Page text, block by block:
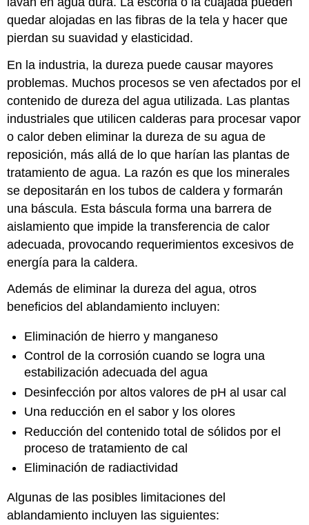
quedar alojadas en las fibras de la tela y hacer que
pierdan su suavidad y elasticidad.
En la industria, la dureza puede causar mayores
problemas. Muchos procesos se ven afectados por el
contenido de dureza del agua utilizada. Las plantas
industriales que utilicen calderas para procesar vapor
o calor deben eliminar la dureza de su agua de
reposición, más allá de lo que harían las plantas de
tratamiento de agua. La razón es que los minerales
se depositarán en los tubos de caldera y formarán
una báscula. Esta báscula forma una barrera de
aislamiento que impide la transferencia de calor
adecuada, provocando requerimientos excesivos de
energía para la caldera.
Además de eliminar la dureza del agua, otros
beneficios del ablandamiento incluyen:
Eliminación de hierro y manganeso
Control de la corrosión cuando se logra una
estabilización adecuada del agua
Desinfección por altos valores de pH al usar cal
Una reducción en el sabor y los olores
Reducción del contenido total de sólidos por el
proceso de tratamiento de cal
Eliminación de radiactividad
Algunas de las posibles limitaciones del
ablandamiento incluyen las siguientes: